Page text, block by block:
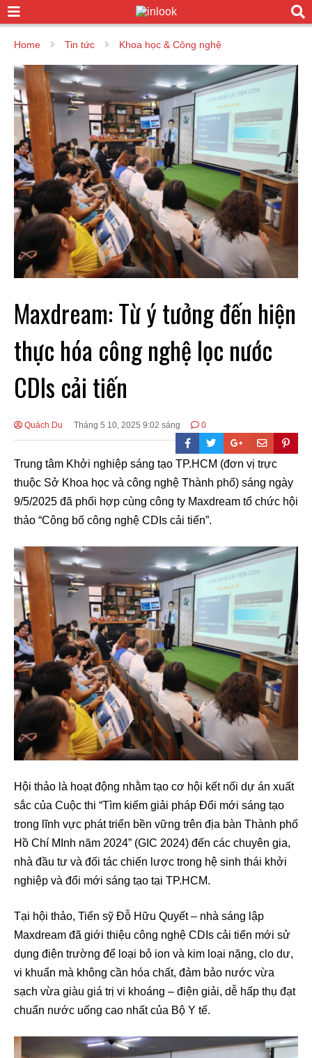
Home Tin tức Khoa học & Công nghệ
Maxdream: Từ ý tưởng đến hiện
thực hóa công nghệ lọc nước
CDIs cải tiến
Quách Du Tháng 5 10, 2025 9:02 sáng 0
Trung tâm Khởi nghiệp sáng tạo TP.HCM (đơn vị trực
thuộc Sở Khoa học và công nghệ Thành phố) sáng ngày
9/5/2025 đã phối hợp cùng công ty Maxdream tổ chức hội
thảo “Công bố công nghệ CDIs cải tiến”.
Hội thảo là hoạt động nhằm tạo cơ hội kết nối dự án xuất
sắc của Cuộc thi “Tìm kiếm giải pháp Đổi mới sáng tạo
trong lĩnh vực phát triển bền vững trên địa bàn Thành phố
Hồ Chí MInh năm 2024” (GIC 2024) đến các chuyên gia,
nhà đầu tư và đối tác chiến lược trong hệ sinh thái khởi
nghiệp và đổi mới sáng tạo tại TP.HCM.
Tại hội thảo, Tiến sỹ Đỗ Hữu Quyết – nhà sáng lập
Maxdream đã giới thiệu công nghệ CDIs cải tiến mới sử
dụng điện trường để loại bỏ ion và kim loại nặng, clo dư,
vi khuẩn mà không cần hóa chất, đảm bảo nước vừa
sạch vừa giàu giá trị vi khoáng – điện giải, dễ hấp thụ đạt
chuẩn nước uống cao nhất của Bộ Y tế.